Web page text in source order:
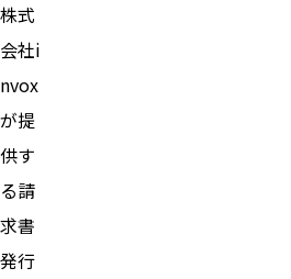
株式
会社i
nvox
が提
供す
る請
求書
発行